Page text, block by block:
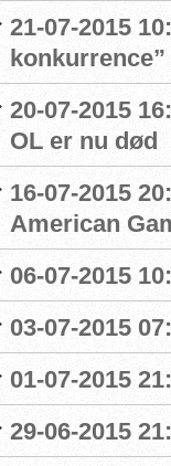
21-07-2015
konkurrence”
20-07-2015
OL er nu død
16-07-2015
American
06-07-2015
03-07-2015
01-07-2015
29-06-2015